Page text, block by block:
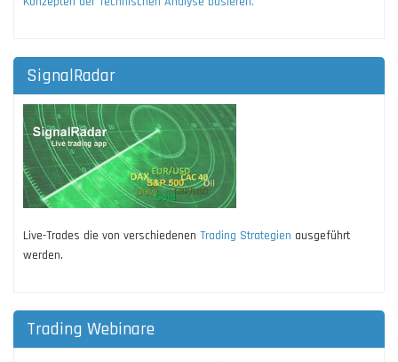
SignalRadar
Live-Trades die von verschiedenen Trading Strategien ausgeführt
werden.
Trading Webinare